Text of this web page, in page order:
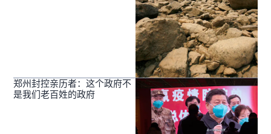
郑州封控亲历者：这个政府不
是我们老百姓的政府